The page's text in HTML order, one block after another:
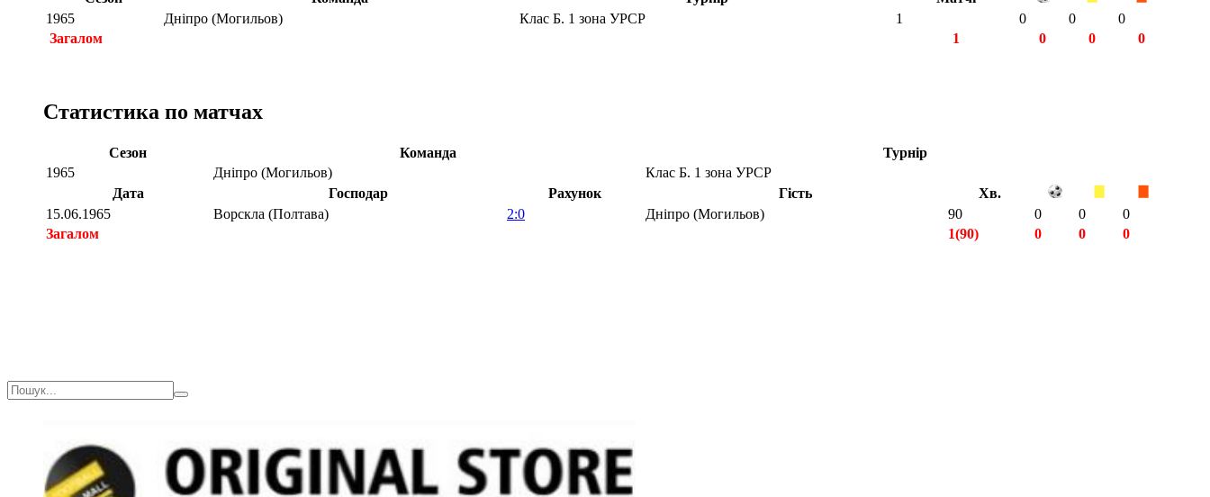
1965
Дніпро (Могильов) Клас Б. 1 зона УРСР 1 0 0
0
Загалом
1 0 0 0
Статистика по матчах
Сезон Команда
Турнір
1965
Дніпро (Могильов)
Клас Б. 1 зона УРСР
Дата
Господар Рахунок Гість
Хв.
15.06.1965
Ворскла (Полтава) 2:0 Дніпро (Могильов) 90 0 0
0
Загалом
1(90) 0 0
0